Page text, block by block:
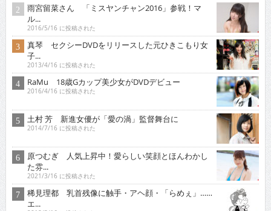
雨宮留菜さん 「ミスヤンチャン2016」参戦！マ
ル...
2016/5/16 に投稿された
真琴 セクシーDVDをリリースした元ひきこもり女
子...
2013/4/16 に投稿された
RaMu 18歳Gカップ美少女がDVDデビュー
2016/4/16 に投稿された
土村 芳 新進女優が「愛の渦」監督舞台に
2014/7/16 に投稿された
原つむぎ 人気上昇中！愛らしい笑顔とほんわかし
た雰...
2021/3/16 に投稿された
稀見理都 乳首残像に触手・アヘ顔・「らめぇ」……
エ...